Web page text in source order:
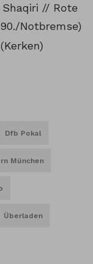
// Rote
Notbremse)
Dfb Pokal
München
Überladen